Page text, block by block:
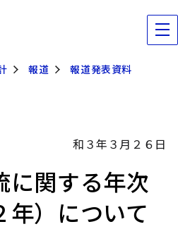
報道 報道発表資料
和３年３月２６日
に関する年次
年）について